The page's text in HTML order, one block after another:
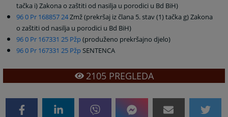
tačka i) Zakona o zaštiti od nasilja u porodici u Bd BiH)
96 0 Pr 168857 24Zmž (prekršaj iz člana 5. stav (1) tačka g) Zakona
o zaštiti od nasilja u porodici u Bd BiH)
96 0 Pr 167331 25 Pžp(produženo prekršajno djelo)
96 0 Pr 167331 25 PžpSENTENCA
2105PREGLEDA